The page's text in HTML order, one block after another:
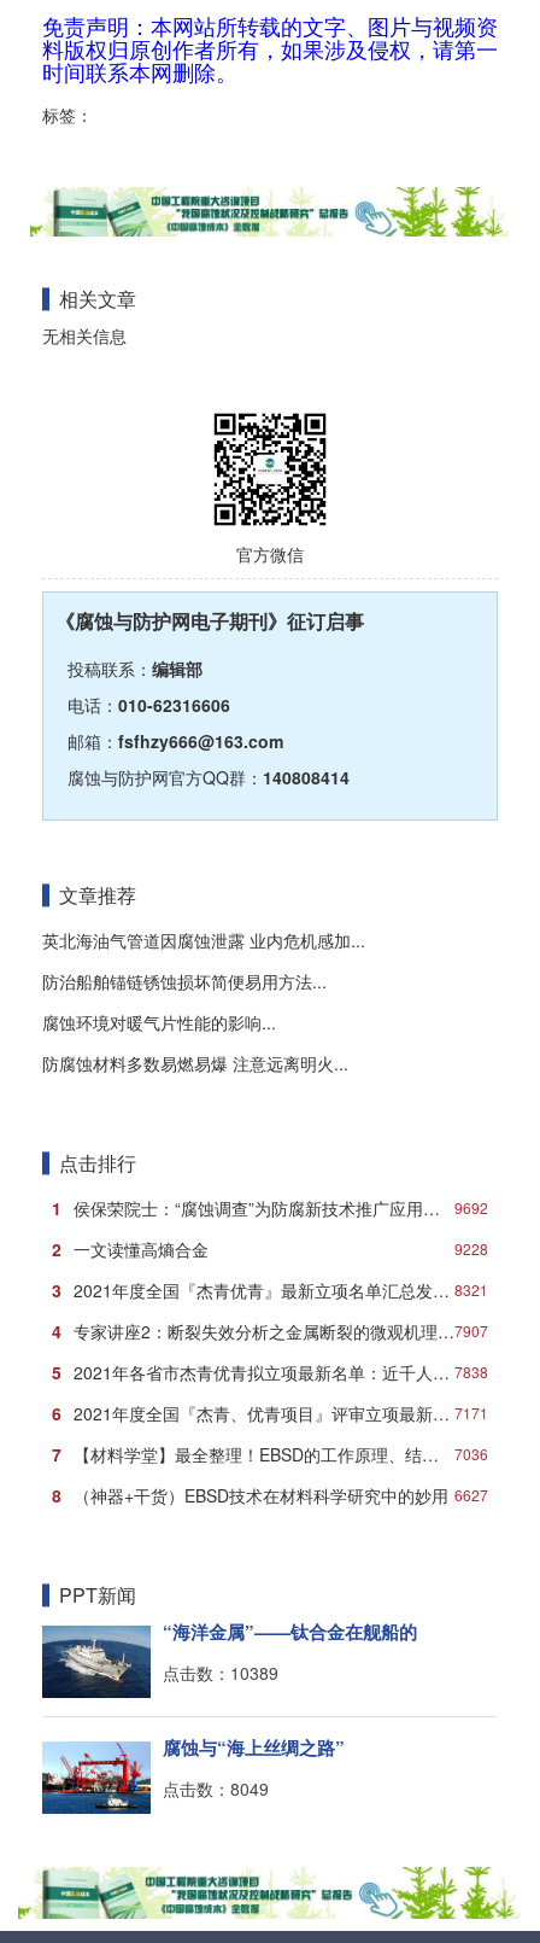
免责声明：本网站所转载的文字、图片与视频资
料版权归原创作者所有，如果涉及侵权，请第一
时间联系本网删除。
标签：
相关文章
无相关信息
官方微信
《腐蚀与防护网电子期刊》征订启事
投稿联系： 编辑部
电话： 010-62316606
邮箱： fsfhzy666@163.com
腐蚀与防护网官方QQ群： 140808414
文章推荐
英北海油气管道因腐蚀泄露 业内危机感加...
防治船舶锚链锈蚀损坏简便易用方法...
腐蚀环境对暖气片性能的影响...
防腐蚀材料多数易燃易爆 注意远离明火...
点击排行
9692
1 侯保荣院士：“腐蚀调查”为防腐新技术推广应用打响第一炮
9228
2 一文读懂高熵合金
8321
3 2021年度全国『杰青优青』最新立项名单汇总发布！
7907
4 专家讲座2：断裂失效分析之金属断裂的微观机理与典型形貌
7838
5 2021年各省市杰青优青拟立项最新名单：近千人入选！
7171
6 2021年度全国『杰青、优青项目』评审立项最新名单
7036
7 【材料学堂】最全整理！EBSD的工作原理、结构、操作及分析方法！
6627
8 （神器+干货）EBSD技术在材料科学研究中的妙用
PPT新闻
“海洋金属”——钛合金在舰船的
点击数：10389
腐蚀与“海上丝绸之路”
点击数：8049